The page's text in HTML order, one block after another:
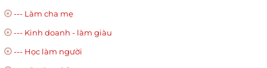
--- Làm cha mẹ
--- Kinh doanh - làm giàu
--- Học làm người